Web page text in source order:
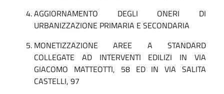
AGGIORNAMENTO DEGLI ONERI DI
URBANIZZAZIONE PRIMARIA E SECONDARIA
MONETIZZAZIONE AREE A STANDARD
COLLEGATE AD INTERVENTI EDILIZI IN VIA
GIACOMO MATTEOTTI, 58 ED IN VIA SALITA
CASTELLI, 97